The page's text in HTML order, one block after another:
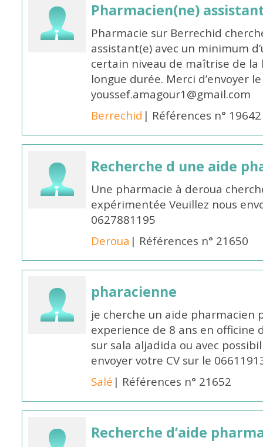
Pharmacien(ne)
Pharmacie sur Berrechid
assistant(e) avec un minimum
certain niveau de maîtrise de
longue durée. Merci d’envoyer
youssef.amagour1@gmail.com
Berrechid | Références n° 19642
Recherche d une aide
Une pharmacie à deroua
expérimentée Veuillez nous
0627881195
Deroua | Références n° 21650
pharacienne
je cherche un aide pharmacien
experience de 8 ans en
sur sala aljadida ou avec
envoyer votre CV sur le
Salé | Références n° 21652
Recherche d’aide